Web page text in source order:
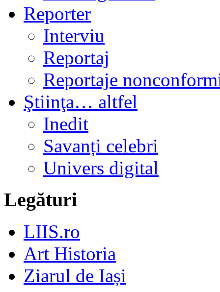
Reporter
Interviu
Reportaj
Reportaje
Ştiinţa… altfel
Inedit
Savanți celebri
Univers digital
Legături
LIIS.ro
Art Historia
Ziarul de Iași